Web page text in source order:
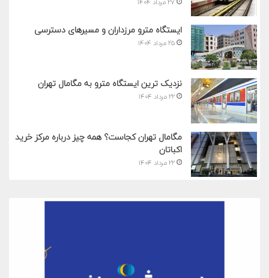
۲۷ مرداد ۱۴۰۴
ایستگاه مترو مرزداران و مسیرهای دسترسی
۲۵ مرداد ۱۴۰۴
نزدیک ترین ایستگاه مترو به مگامال تهران
۲۲ مرداد ۱۴۰۴
مگامال تهران کجاست؟ همه چیز درباره مرکز خرید
اکباتان
۲۲ مرداد ۱۴۰۴